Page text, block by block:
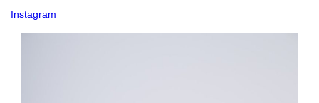
Instagram